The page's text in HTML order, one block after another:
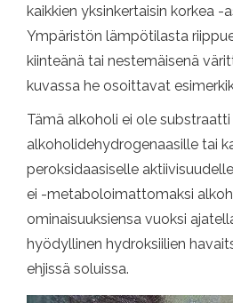
kaikkien yksinkertaisin korkea -
Ympäristön lämpötilasta
kiinteänä tai nestemäisenä
kuvassa he osoittavat
Tämä alkoholi ei ole
alkoholidehydrogenaasille tai
peroksidaasiselle
ei -metaboloimattomaksi
ominaisuuksiensa vuoksi
hyödyllinen hydroksiilien
ehjissä soluissa.